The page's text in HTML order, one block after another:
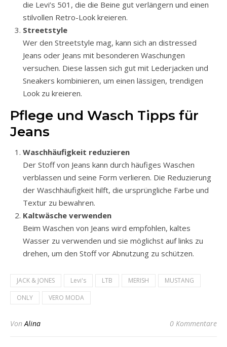
die Levi’s 501, die die Beine gut verlängern und einen
stilvollen Retro-Look kreieren.
Streetstyle
Wer den Streetstyle mag, kann sich an distressed
Jeans oder Jeans mit besonderen Waschungen
versuchen. Diese lassen sich gut mit Lederjacken und
Sneakers kombinieren, um einen lässigen, trendigen
Look zu kreieren.
Pflege und Wasch Tipps für
Jeans
Waschhäufigkeit reduzieren
Der Stoff von Jeans kann durch häufiges Waschen
verblassen und seine Form verlieren. Die Reduzierung
der Waschhäufigkeit hilft, die ursprüngliche Farbe und
Textur zu bewahren.
Kaltwäsche verwenden
Beim Waschen von Jeans wird empfohlen, kaltes
Wasser zu verwenden und sie möglichst auf links zu
drehen, um den Stoff vor Abnutzung zu schützen.
JACK & JONES Levi's LTB MERISH
MUSTANG
ONLY
VERO MODA
VonAlina 0 Kommentare